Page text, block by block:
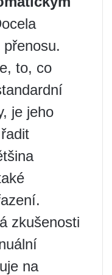
to, co
je jeho
zkušenosti
na